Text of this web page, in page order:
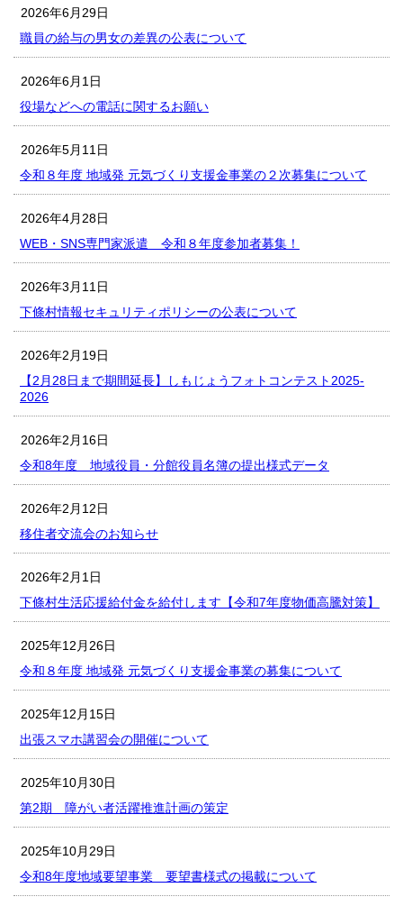
2026年6月29日
職員の給与の男女の差異の公表について
2026年6月1日
役場などへの電話に関するお願い
2026年5月11日
令和８年度 地域発 元気づくり支援金事業の２次募集について
2026年4月28日
WEB・SNS専門家派遣 令和８年度参加者募集！
2026年3月11日
下條村情報セキュリティポリシーの公表について
2026年2月19日
【2月28日まで期間延長】しもじょうフォトコンテスト2025-
2026
2026年2月16日
令和8年度 地域役員・分館役員名簿の提出様式データ
2026年2月12日
移住者交流会のお知らせ
2026年2月1日
下條村生活応援給付金を給付します【令和7年度物価高騰対策】
2025年12月26日
令和８年度 地域発 元気づくり支援金事業の募集について
2025年12月15日
出張スマホ講習会の開催について
2025年10月30日
第2期 障がい者活躍推進計画の策定
2025年10月29日
令和8年度地域要望事業 要望書様式の掲載について